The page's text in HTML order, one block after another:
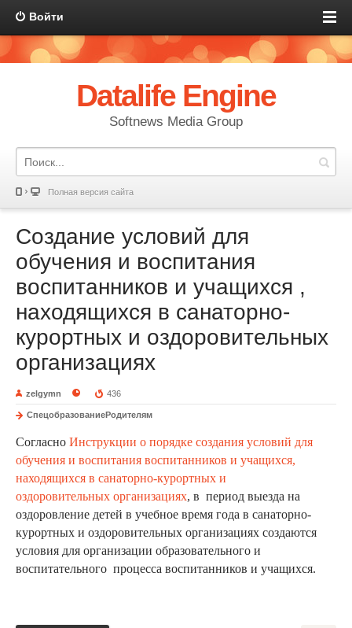
Войти
Datalife Engine
Softnews Media Group
Полная версия сайта
Создание условий для
обучения и воспитания
воспитанников и учащихся ,
находящихся в санаторно-
курортных и оздоровительных
организациях
zelgymn 436
СпецобразованиеРодителям
Согласно Инструкции о порядке создания условий для
обучения и воспитания воспитанников и учащихся,
находящихся в санаторно-курортных и
оздоровительных организациях, в период выезда на
оздоровление детей в учебное время года в санаторно-
курортных и оздоровительных организациях создаются
условия для организации образовательного и
воспитательного процесса воспитанников и учащихся.